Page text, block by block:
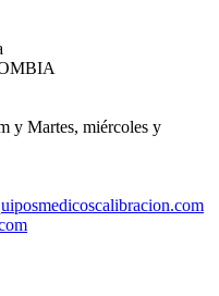
y Martes, miércoles y